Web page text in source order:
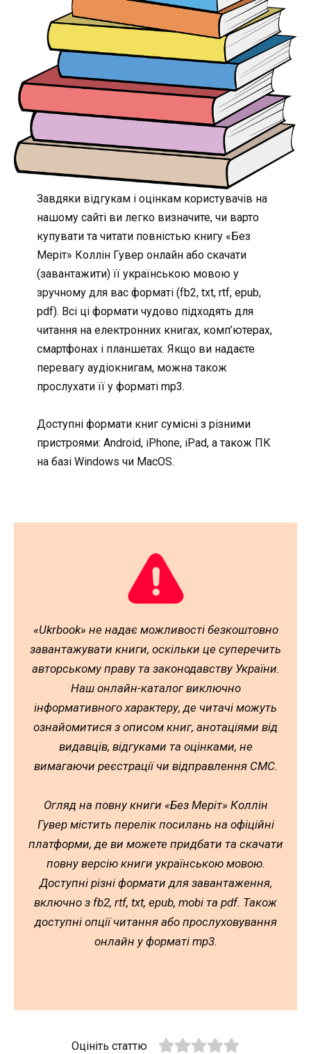
Завдяки відгукам і оцінкам користувачів на
нашому сайті ви легко визначите, чи варто
купувати та читати повністью книгу «Без
Меріт» Коллін Гувер онлайн або скачати
(завантажити) її українською мовою у
зручному для вас форматі (fb2, txt, rtf, epub,
pdf). Всі ці формати чудово підходять для
читання на електронних книгах, комп’ютерах,
смартфонах і планшетах. Якщо ви надаєте
перевагу аудіокнигам, можна також
прослухати її у форматі mp3.
Доступні формати книг сумісні з різними
пристроями: Android, iPhone, iPad, а також ПК
на базі Windows чи MacOS.
«Ukrbook» не надає можливості безкоштовно
завантажувати книги, оскільки це суперечить
авторському праву та законодавству України.
Наш онлайн-каталог виключно
інформативного характеру, де читачі можуть
ознайомитися з описом книг, анотаціями від
видавців, відгуками та оцінками, не
вимагаючи реєстрації чи відправлення СМС.
Огляд на повну книги «Без Меріт» Коллін
Гувер містить перелік посилань на офіційні
платформи, де ви можете придбати та скачати
повну версію книги українською мовою.
Доступні різні формати для завантаження,
включно з fb2, rtf, txt, epub, mobi та pdf. Також
доступні опції читання або прослуховування
онлайн у форматі mp3.
Оцініть статтю